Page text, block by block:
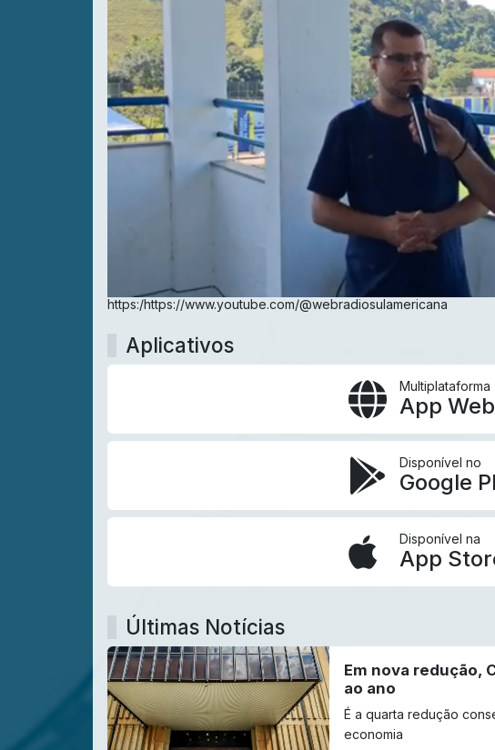
https:/https://www.youtube.com/@webradiosulamericana
Aplicativos
Multiplataforma
App Web
Disponível no
Google
Disponível na
App
Últimas Notícias
Em nova redução,
ao ano
É a quarta redução
economia